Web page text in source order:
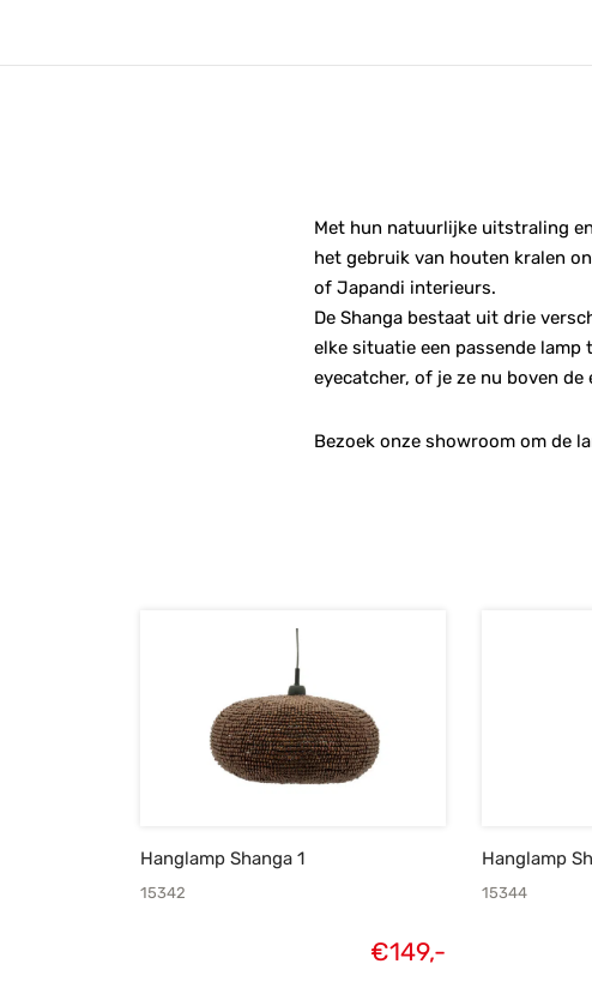
Met hun natuurlijke uitstraling
het gebruik van houten kralen
of Japandi interieurs.
De Shanga bestaat uit drie
elke situatie een passende
eyecatcher, of je ze nu boven
Bezoek onze showroom om de
Hanglamp Shanga 1
15342
€149,-
Hanglamp
15344